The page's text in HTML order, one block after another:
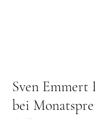
Sven Emmert
bei